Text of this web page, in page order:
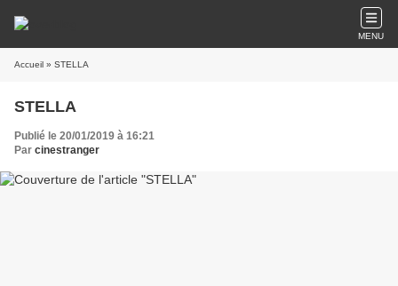
MENU
Accueil » STELLA
STELLA
Publié le 20/01/2019 à 16:21
Par cinestranger